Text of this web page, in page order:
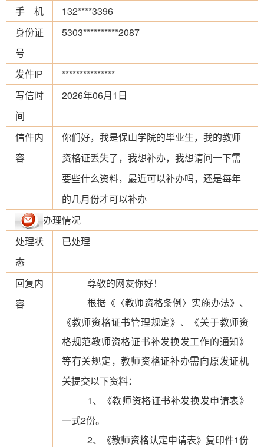
手 机
132****3396
身份证
号
5303**********2087
发件IP
***************
写信时
间
2026年06月1日
信件内
容
你们好，我是保山学院的毕业生，我的教师
资格证丢失了，我想补办，我想请问一下需
要些什么资料，最近可以补办吗，还是每年
的几月份才可以补办
办理情况
处理状
态
已处理
回复内
容
尊敬的网友你好！
根据《〈教师资格条例〉实施办法》、
《教师资格证书管理规定》、《关于教师资
格规范教师资格证书补发换发工作的通知》
等有关规定，教师资格证补办需向原发证机
关提交以下资料：
1、《教师资格证书补发换发申请表》
一式2份。
2、《教师资格认定申请表》复印件1份